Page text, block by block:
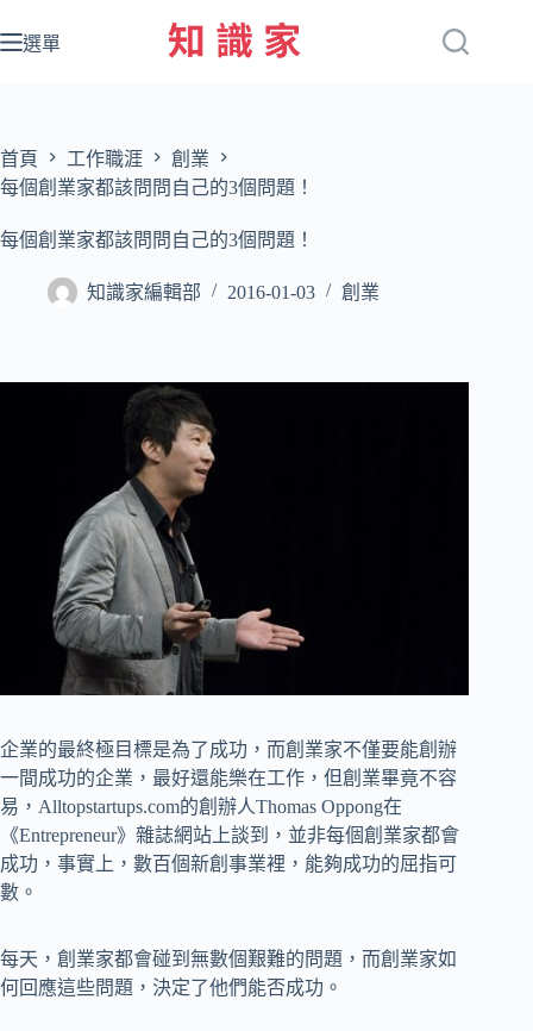
至
容
選單
首頁 工作職涯
創業
每個創業家都該問問自己的3個問題！
每個創業家都該問問自己的3個問題！
知識家編輯部 2016-01-03 創業
企業的最終極目標是為了成功，而創業家不僅要能創辦
一間成功的企業，最好還能樂在工作，但創業畢竟不容
易，Alltopstartups.com的創辦人Thomas Oppong在
《Entrepreneur》雜誌網站上談到，並非每個創業家都會
成功，事實上，數百個新創事業裡，能夠成功的屈指可
數。
每天，創業家都會碰到無數個艱難的問題，而創業家如
何回應這些問題，決定了他們能否成功。